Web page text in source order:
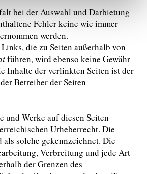
bei der Auswahl und Darbietung
Fehler keine wie immer
werden.
die zu Seiten außerhalb von
führen, wird ebenso keine Gewähr
Inhalte der verlinkten Seiten ist der
Betreiber der Seiten
und Werke auf diesen Seiten
Urheberrecht. Die
solche gekennzeichnet. Die
Verbreitung und jede Art
der Grenzen des